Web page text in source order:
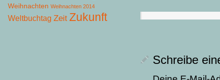
Schreibe
Weihnachten Weihnachten 2014
Weltbuchtag Zeit Zukunft